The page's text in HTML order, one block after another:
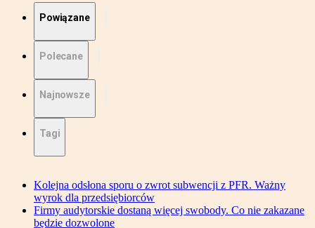
Powiązane
Polecane
Najnowsze
Tagi
Kolejna odsłona sporu o zwrot subwencji z PFR. Ważny
wyrok dla przedsiębiorców
Firmy audytorskie dostaną więcej swobody. Co nie zakazane
będzie dozwolone